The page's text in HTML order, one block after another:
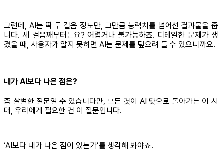
그런데, AI는 딱 두 걸음 정도만, 그만큼 능력치를 넘어선 결과물을 줍
니다. 세 걸음째부터는요? 어렵거나 불가능하죠. 디테일한 문제가 생
겼을 때, 사용자가 알지 못하면 AI는 문제를 덮으려 들 수 있으니까요.
내가 AI보다 나은 점은?
좀 살벌한 질문일 수 있습니다만, 모든 것이 AI 탓으로 돌아가는 이 시
대, 우리에게 필요한 건 이 질문입니다.
‘AI보다 내가 나은 점이 있는가’를 생각해 봐야죠.